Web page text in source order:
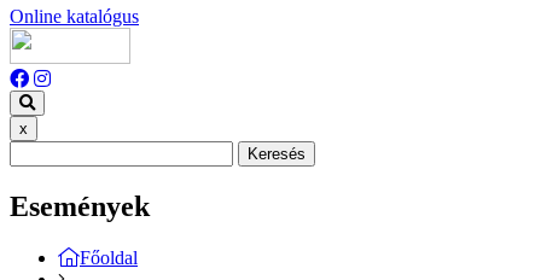
Online katalógus
x
Keresés
Események
Főoldal